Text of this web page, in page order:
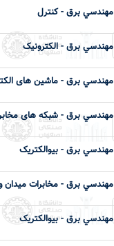
مهندسي برق - کنترل
مهندسي برق - الکترونیک
مهندسي برق - ماشین های
مهندسي برق - شبکه های
مهندسي برق - بیوالکتریک
مهندسي برق - مخابرات میدان
مهندسي برق - بیوالکتریک